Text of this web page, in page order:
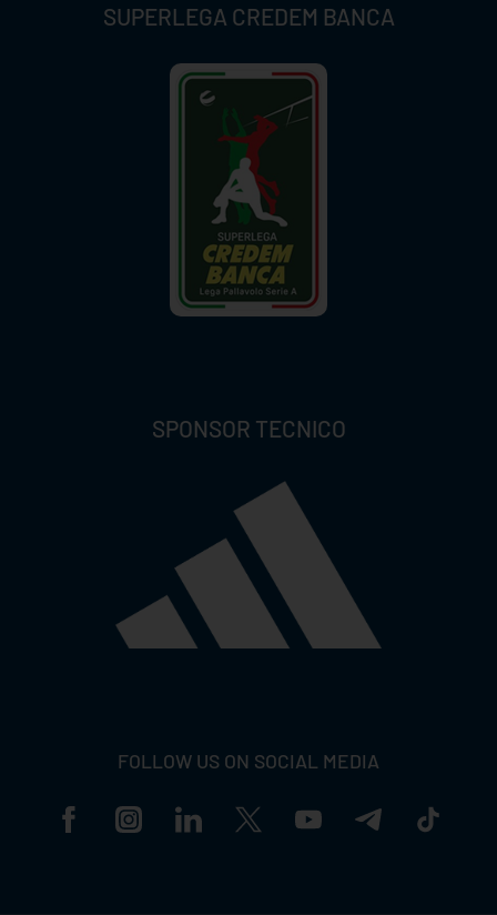
SUPERLEGA CREDEM BANCA
SPONSOR TECNICO
FOLLOW US ON SOCIAL MEDIA